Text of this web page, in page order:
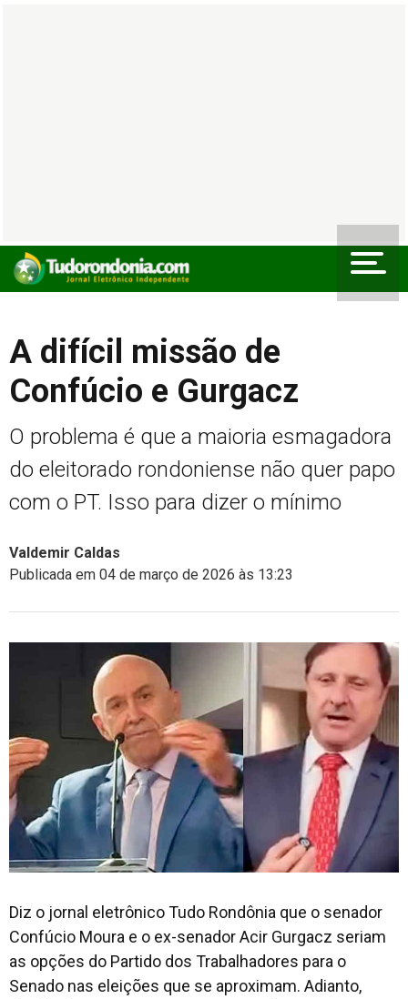
A difícil missão de
Confúcio e Gurgacz
O problema é que a maioria esmagadora
do eleitorado rondoniense não quer papo
com o PT. Isso para dizer o mínimo
Valdemir Caldas
Publicada em 04 de março de 2026 às 13:23
Diz o jornal eletrônico Tudo Rondônia que o senador
Confúcio Moura e o ex-senador Acir Gurgacz seriam
as opções do Partido dos Trabalhadores para o
Senado nas eleições que se aproximam. Adianto,